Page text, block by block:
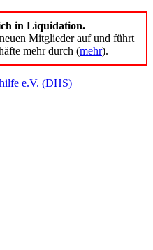
in Liquidation.
Mitglieder auf und führt
mehr durch (mehr).